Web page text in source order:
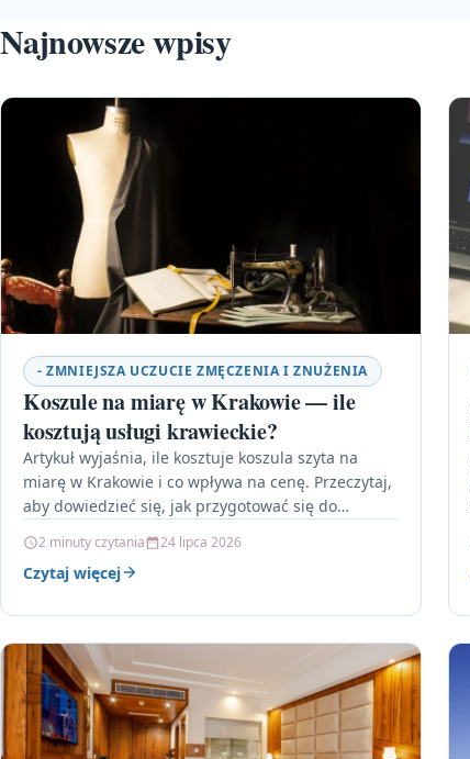
Najnowsze wpisy
- ZMNIEJSZA UCZUCIE ZMĘCZENIA I ZNUŻENIA
Koszule na miarę w Krakowie — ile
kosztują usługi krawieckie?
Artykuł wyjaśnia, ile kosztuje koszula szyta na
miarę w Krakowie i co wpływa na cenę. Przeczytaj,
aby dowiedzieć się, jak przygotować się do
2 minuty czytania 24 lipca 2026
Czytaj więcej